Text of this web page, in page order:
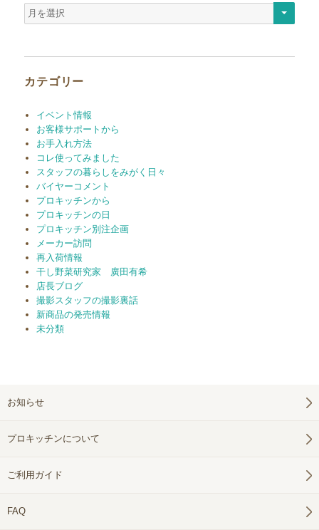
ア
ー
カテゴリー
イベント情報
お客様サポートから
お手入れ方法
コレ使ってみました
スタッフの暮らしをみがく日々
バイヤーコメント
プロキッチンから
プロキッチンの日
プロキッチン別注企画
メーカー訪問
再入荷情報
干し野菜研究家 廣田有希
店長ブログ
撮影スタッフの撮影裏話
新商品の発売情報
未分類
お知らせ
プロキッチンについて
ご利用ガイド
FAQ